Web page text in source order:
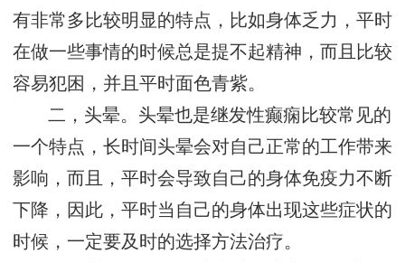
有非常多比较明显的特点，比如身体乏力，平时
在做一些事情的时候总是提不起精神，而且比较
容易犯困，并且平时面色青紫。
二，头晕。头晕也是继发性癫痫比较常见的
一个特点，长时间头晕会对自己正常的工作带来
影响，而且，平时会导致自己的身体免疫力不断
下降，因此，平时当自己的身体出现这些症状的
时候，一定要及时的选择方法治疗。